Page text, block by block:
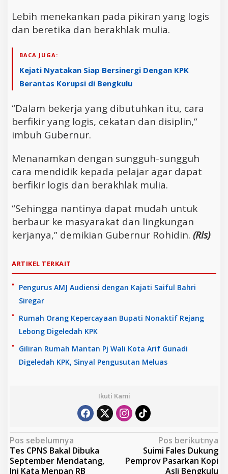
Lebih menekankan pada pikiran yang logis
dan beretika dan berakhlak mulia.
BACA JUGA:
Kejati Nyatakan Siap Bersinergi Dengan KPK
Berantas Korupsi di Bengkulu
“Dalam bekerja yang dibutuhkan itu, cara
berfikir yang logis, cekatan dan disiplin,”
imbuh Gubernur.
Menanamkan dengan sungguh-sungguh
cara mendidik kepada pelajar agar dapat
berfikir logis dan berakhlak mulia.
“Sehingga nantinya dapat mudah untuk
berbaur ke masyarakat dan lingkungan
kerjanya,” demikian Gubernur Rohidin. (Rls)
ARTIKEL TERKAIT
Pengurus AMJ Audiensi dengan Kajati Saiful Bahri
Siregar
Rumah Orang Kepercayaan Bupati Nonaktif Rejang
Lebong Digeledah KPK
Giliran Rumah Mantan Pj Wali Kota Arif Gunadi
Digeledah KPK, Sinyal Pengusutan Meluas
Ikuti Kami
N
a
v
Pos sebelumnya
Tes CPNS Bakal Dibuka
September Mendatang,
Ini Kata Menpan RB
Pos berikutnya
Suimi Fales Dukung
Pemprov Pasarkan Kopi
Asli Bengkulu